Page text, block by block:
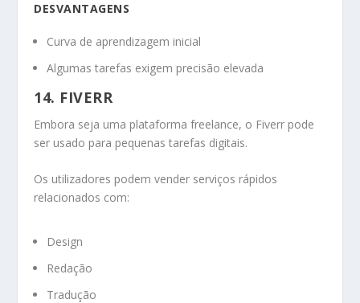
DESVANTAGENS
Curva de aprendizagem inicial
Algumas tarefas exigem precisão elevada
14. FIVERR
Embora seja uma plataforma freelance, o Fiverr pode
ser usado para pequenas tarefas digitais.
Os utilizadores podem vender serviços rápidos
relacionados com:
Design
Redação
Tradução